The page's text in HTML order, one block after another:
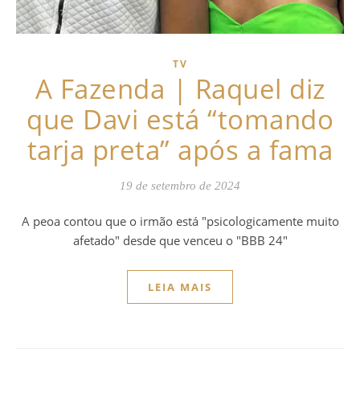
TV
A Fazenda | Raquel diz
que Davi está “tomando
tarja preta” após a fama
19 de setembro de 2024
A peoa contou que o irmão está "psicologicamente muito
afetado" desde que venceu o "BBB 24"
LEIA MAIS